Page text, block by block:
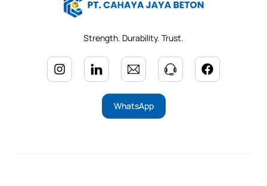
Strength. Durability. Trust.
WhatsApp